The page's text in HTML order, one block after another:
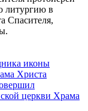
литургию в
Спасителя,
иконы
Христа
церкви Храма